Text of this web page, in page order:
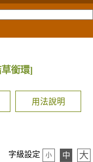
銜環]
用法說明
字級設定 小 中 大